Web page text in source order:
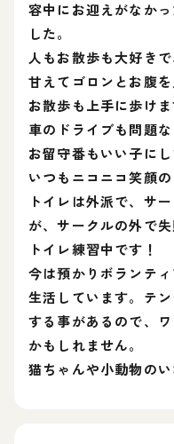
容中にお迎えがなか
した。
人もお散歩も大好き
甘えてゴロンとお腹を
お散歩も上手に歩けま
車のドライブも問題な
お留守番もいい子にし
いつもニコニコ笑顔の
トイレは外派で、サ
が、サークルの外で
トイレ練習中です！
今は預かりボランテ
生活しています。テ
する事があるので、
かもしれません。
猫ちゃんや小動物の